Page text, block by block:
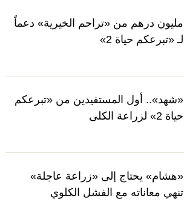
مليون درهم من «تراحم الخيرية» دعماً
لـ «تبرعكم حياة 2»
«شهد».. أول المستفيدين من «تبرعكم
حياة 2» لزراعة الكلى
«هشام» يحتاج إلى «زراعة عاجلة»
تنهي معاناته مع الفشل الكلوي